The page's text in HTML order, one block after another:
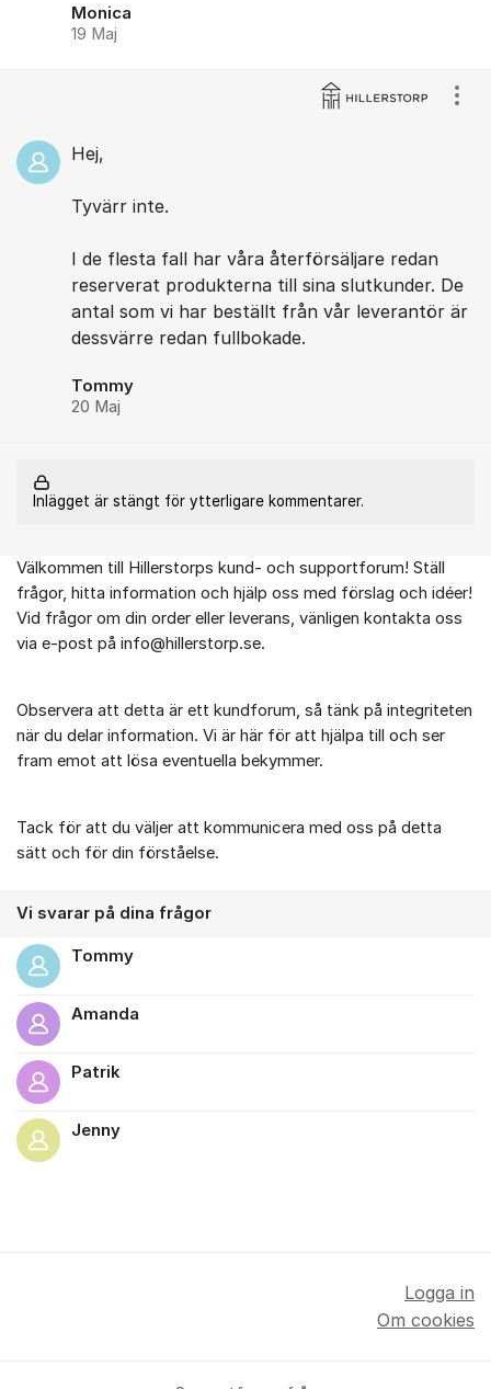
Monica
19 Maj
Hej,
Tyvärr inte.
I de flesta fall har våra återförsäljare redan
reserverat produkterna till sina slutkunder. De
antal som vi har beställt från vår leverantör är
dessvärre redan fullbokade.
Tommy
20 Maj
Inlägget är stängt för ytterligare kommentarer.
Om forumet
Välkommen till Hillerstorps kund- och supportforum! Ställ
frågor, hitta information och hjälp oss med förslag och idéer!
Vid frågor om din order eller leverans, vänligen kontakta oss
via e-post på info@hillerstorp.se.
Observera att detta är ett kundforum, så tänk på integriteten
när du delar information. Vi är här för att hjälpa till och ser
fram emot att lösa eventuella bekymmer.
Tack för att du väljer att kommunicera med oss på detta
sätt och för din förståelse.
Vi svarar på dina frågor
Tommy
Amanda
Patrik
Jenny
Logga in
Om cookies